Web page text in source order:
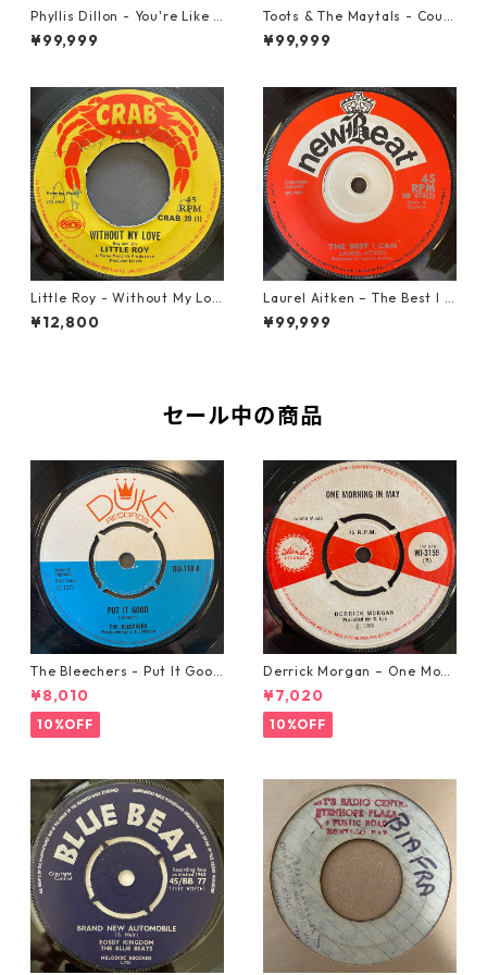
Phyllis Dillon - You're Like H
eaven To Me【7-21913】
¥99,999
Toots & The Maytals - Coun
try Road【7-21951】
¥99,999
Little Roy - Without My Lov
e【7-21990】
¥12,800
Laurel Aitken ‎– The Best I C
an【7-22012】
¥99,999
セール中の商品
The Bleechers - Put It Good
【7-21637】
¥8,010
10%OFF
Derrick Morgan – One Morn
ing In May【7-21653】
¥7,020
10%OFF